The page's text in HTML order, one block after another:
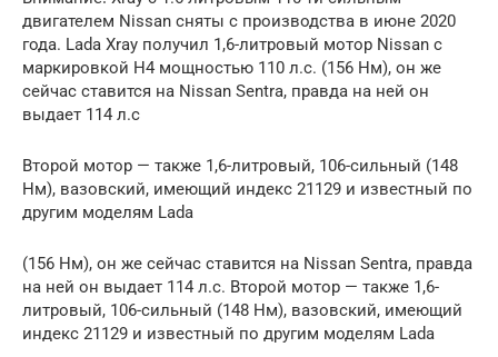
двигателем Nissan сняты с производства в июне 2020
года. Lada Xray получил 1,6-литровый мотор Nissan с
маркировкой H4 мощностью 110 л.с. (156 Нм), он же
сейчас ставится на Nissan Sentra, правда на ней он
выдает 114 л.с
Второй мотор — также 1,6-литровый, 106-сильный (148
Нм), вазовский, имеющий индекс 21129 и известный по
другим моделям Lada
(156 Нм), он же сейчас ставится на Nissan Sentra, правда
на ней он выдает 114 л.с. Второй мотор — также 1,6-
литровый, 106-сильный (148 Нм), вазовский, имеющий
индекс 21129 и известный по другим моделям Lada